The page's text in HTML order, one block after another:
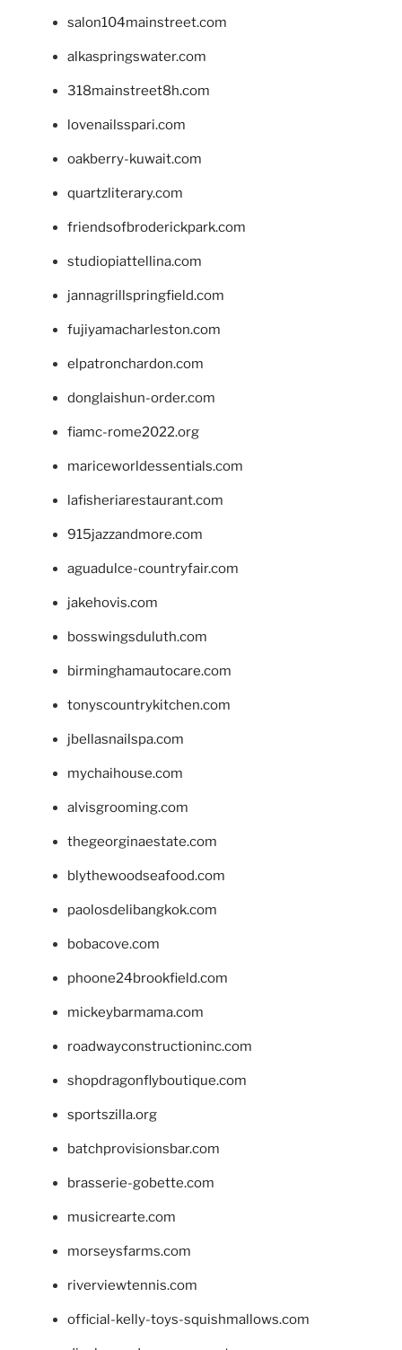
salon104mainstreet.com
alkaspringswater.com
318mainstreet8h.com
lovenailsspari.com
oakberry-kuwait.com
quartzliterary.com
friendsofbroderickpark.com
studiopiattellina.com
jannagrillspringfield.com
fujiyamacharleston.com
elpatronchardon.com
donglaishun-order.com
fiamc-rome2022.org
mariceworldessentials.com
lafisheriarestaurant.com
915jazzandmore.com
aguadulce-countryfair.com
jakehovis.com
bosswingsduluth.com
birminghamautocare.com
tonyscountrykitchen.com
jbellasnailspa.com
mychaihouse.com
alvisgrooming.com
thegeorginaestate.com
blythewoodseafood.com
paolosdelibangkok.com
bobacove.com
phoone24brookfield.com
mickeybarmama.com
roadwayconstructioninc.com
shopdragonflyboutique.com
sportszilla.org
batchprovisionsbar.com
brasserie-gobette.com
musicrearte.com
morseysfarms.com
riverviewtennis.com
official-kelly-toys-squishmallows.com